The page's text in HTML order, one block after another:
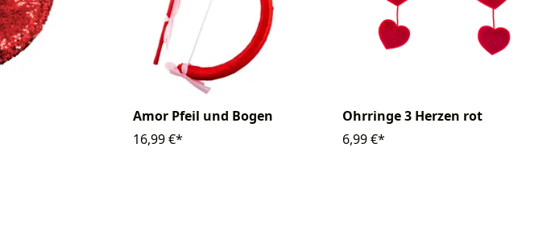
Amor Pfeil und Bogen
16,99 €*
Ohrringe 3 Herzen rot
6,99 €*